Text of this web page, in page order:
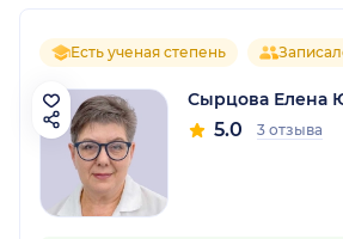
Есть ученая степень
Сырцова Елена
5.0 3 отзыва